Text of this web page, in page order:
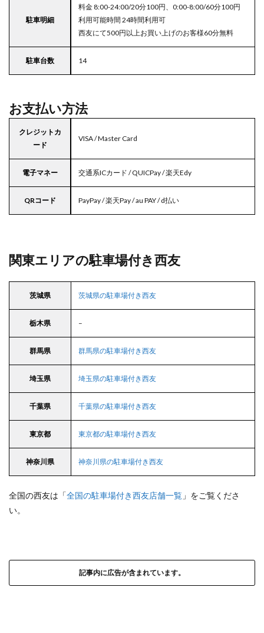
駐車明細
料金 8:00-24:00/20分100円、0:00-8:00/60分100円
利用可能時間 24時間利用可
西友にて500円以上お買い上げのお客様60分無料
駐車台数 14
お支払い方法
クレジットカ
ード
VISA / Master Card
電子マネー 交通系ICカード / QUICPay / 楽天Edy
QRコード PayPay / 楽天Pay / au PAY / d払い
関東エリアの駐車場付き西友
茨城県 茨城県の駐車場付き西友
栃木県 –
群馬県 群馬県の駐車場付き西友
埼玉県 埼玉県の駐車場付き西友
千葉県 千葉県の駐車場付き西友
東京都 東京都の駐車場付き西友
神奈川県 神奈川県の駐車場付き西友
全国の西友は「全国の駐車場付き西友店舗一覧 」をご覧くださ
い。
記事内に広告が含まれています。